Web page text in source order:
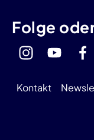
Folge
Kontakt